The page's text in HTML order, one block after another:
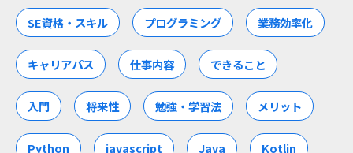
SE資格・スキル プログラミング 業務効率化
キャリアパス 仕事内容 できること
入門 将来性 勉強・学習法 メリット
Python javascript Java Kotlin